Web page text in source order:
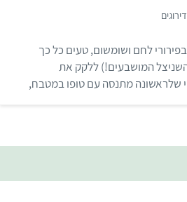
ת
ו
ך
5
לחם ושומשום, טעים כל כך
השניצל המושבעים!) ללקק את
שלראשונה מתנסה עם טופו במטבח,